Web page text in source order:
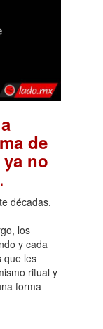
de
no
.
décadas,
los
y cada
que les
ritual y
forma